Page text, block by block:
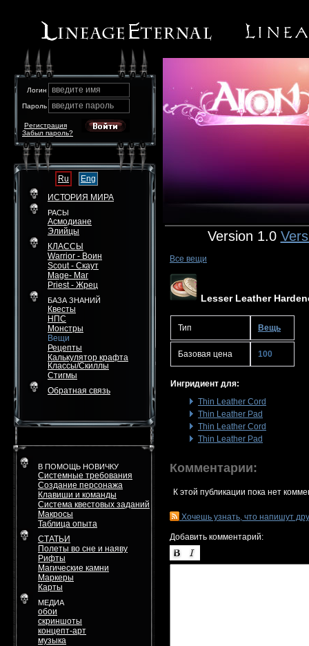
Логин введите имя
Пароль введите пароль
Забыл пароль?
Регистрация
Ru
Eng
ИСТОРИЯ МИРА
РАСЫ
Асмодиане
Элийцы
КЛАССЫ
Warrior - Воин
Scout - Скаут
Mage- Маг
Priest - Жрец
БАЗА ЗНАНИЙ
Квесты
НПС
Монстры
Вещи
Рецепты
Калькулятор крафта
Классы/Скиллы
Стигмы
Обратная связь
В ПОМОЩЬ НОВИЧКУ
Системные требования
Создание персонажа
Клавиши и команды
Система квестовых заданий
Макросы
Таблица опыта
СТАТЬИ
Полеты во сне и наяву
Рифты
Магические камни
Маркеры
Карты
МЕДИА
обои
скриншоты
концепт-арт
музыка
Version 1.0
Все вещи
Lesser Leather
Тип Вещь
Базовая цена 100
Ингридиент для:
Thin Leather Cord
Thin Leather Pad
Thin Leather Cord
Thin Leather Pad
Комментарии:
К этой публикации пока нет
Хочешь узнать, что напишут
Добавить комментарий: